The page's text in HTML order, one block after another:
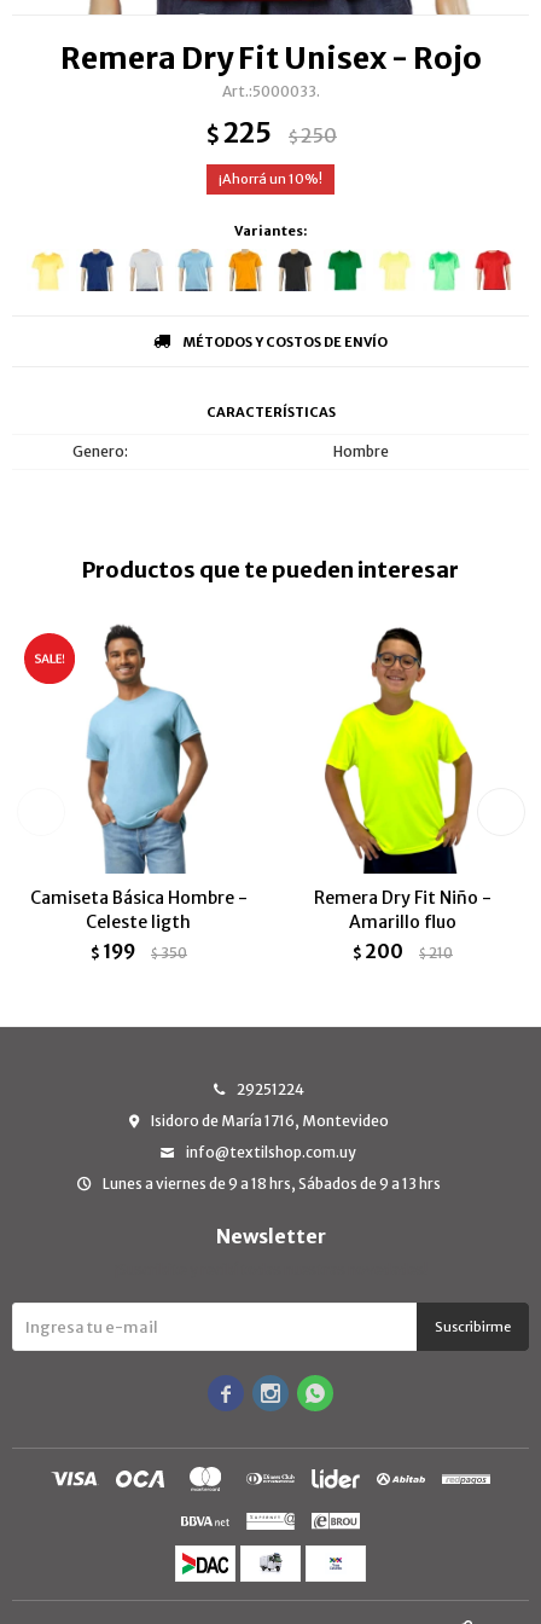
Remera Dry Fit Unisex - Rojo
5000033.
$225 $250
10
Variantes:
MÉTODOS Y COSTOS DE ENVÍO
CARACTERÍSTICAS
Genero Hombre
Productos que te pueden interesar
Camiseta Básica Hombre -
Celeste ligth
$ 199 $350
Remera Dry Fit Niño -
Amarillo fluo
$ 200 $210
29251224
Isidoro de María 1716, Montevideo
info@textilshop.com.uy
Lunes a viernes de 9 a 18 hrs, Sábados de 9 a 13 hrs
Newsletter
Suscribirme
  